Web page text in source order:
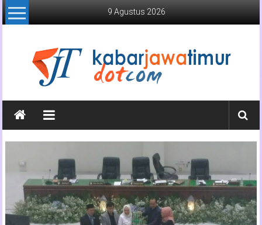
Lompat
ke
9 Agustus 2026
Kabar
Jawa
Timur
Media
Online
Jawa
Timur